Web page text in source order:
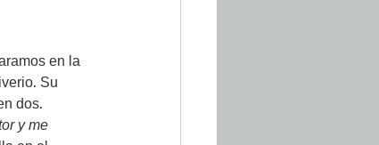
en la
Su
dos.
y me